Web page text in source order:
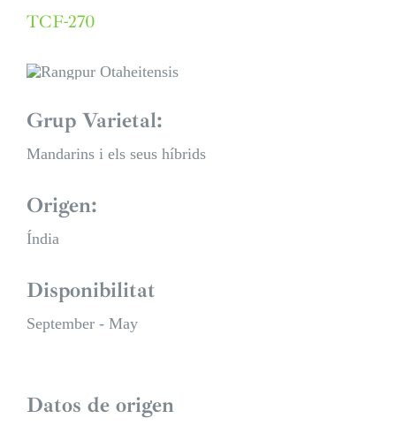
TCF-270
Grup Varietal:
Mandarins i els seus híbrids
Origen:
Índia
Disponibilitat
September - May
Datos de origen